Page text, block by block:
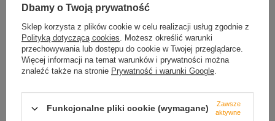
Liczba sztuk 1
Potrzebujesz pomocy? Masz pytania?
Zadaj pytanie a my odpowiemy niezwłocznie,
najciekawsze pytania i odpowiedzi publikując
Zadaj pytanie
Dbamy o Twoją prywatność
Sklep korzysta z plików cookie w celu realizacji usług zgodnie z
Polityką dotyczącą cookies. Możesz określić warunki
przechowywania lub dostępu do cookie w Twojej przeglądarce.
Więcej informacji na temat warunków i prywatności można
znaleźć także na stronie Prywatność i warunki Google.
Funkcjonalne pliki cookie (wymagane)
Zawsze
aktywne